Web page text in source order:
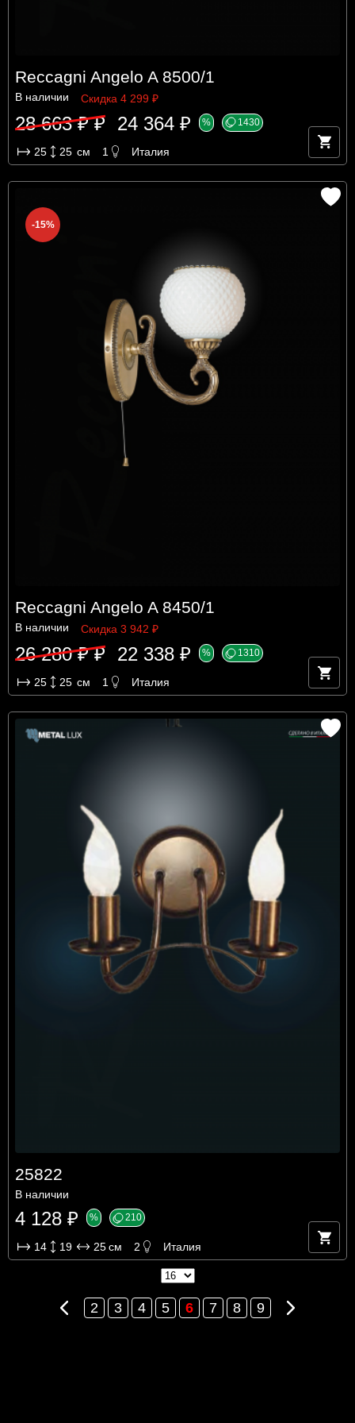
Reccagni Angelo A 8500/1
В наличии Скидка 4 299 ₽
28 663 ₽ ₽ 24 364 ₽ % 1430
25 25 см 1 Италия
-15%
Reccagni Angelo A 8450/1
В наличии Скидка 3 942 ₽
26 280 ₽ ₽ 22 338 ₽ % 1310
25 25 см 1 Италия
25822
В наличии
4 128 ₽ % 210
14 19 25см 2 Италия
Предыдущая
2 3 4 5 6 7 8 9 Следующая